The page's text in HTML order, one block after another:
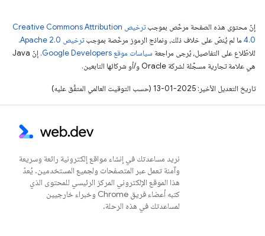
إنّ محتوى هذه الصفحة مرخّص بموجب
ترخيص Creative Commons Attribution
4.0‏ ما لم يُنصّ على خلاف ذلك، ونماذج الرموز مرخّصة بموجبترخيص Apache 2.0‏
.
للاطّلاع على التفاصيل، يُرجى مراجعة سياسات موقع Google Developers‏
. إنّ Java
هي علامة تجارية مسجَّلة لشركة Oracle و/أو شركائها التابعين.
تاريخ التعديل الأخير: 2025-01-13 (حسب التوقيت العالمي المتفَّق عليه)
نريد مساعدتك في إنشاء مواقع إلكترونية رائعة وسريعة
وآمنة تعمل عبر المتصفحات ولجميع المستخدمين. يُعدّ
هذا الموقع الإلكتروني المركز الرئيسي للمحتوى الذي
كتبه أعضاء فريق Chrome وخبراء خارجيين
لمساعدتك في هذه الرحلة.